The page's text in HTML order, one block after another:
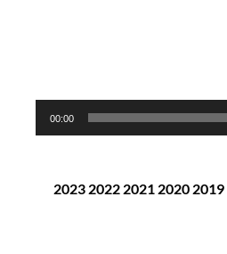
00:00
2019
2020
2021
2022
2023